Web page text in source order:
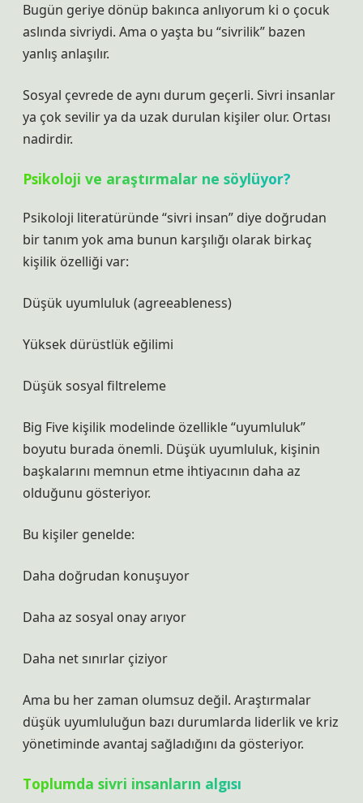
Bugün geriye dönüp bakınca anlıyorum ki o çocuk
aslında sivriydi. Ama o yaşta bu “sivrilik” bazen
yanlış anlaşılır.
Sosyal çevrede de aynı durum geçerli. Sivri insanlar
ya çok sevilir ya da uzak durulan kişiler olur. Ortası
nadirdir.
Psikoloji ve araştırmalar ne söylüyor?
Psikoloji literatüründe “sivri insan” diye doğrudan
bir tanım yok ama bunun karşılığı olarak birkaç
kişilik özelliği var:
Düşük uyumluluk (agreeableness)
Yüksek dürüstlük eğilimi
Düşük sosyal filtreleme
Big Five kişilik modelinde özellikle “uyumluluk”
boyutu burada önemli. Düşük uyumluluk, kişinin
başkalarını memnun etme ihtiyacının daha az
olduğunu gösteriyor.
Bu kişiler genelde:
Daha doğrudan konuşuyor
Daha az sosyal onay arıyor
Daha net sınırlar çiziyor
Ama bu her zaman olumsuz değil. Araştırmalar
düşük uyumluluğun bazı durumlarda liderlik ve kriz
yönetiminde avantaj sağladığını da gösteriyor.
Toplumda sivri insanların algısı